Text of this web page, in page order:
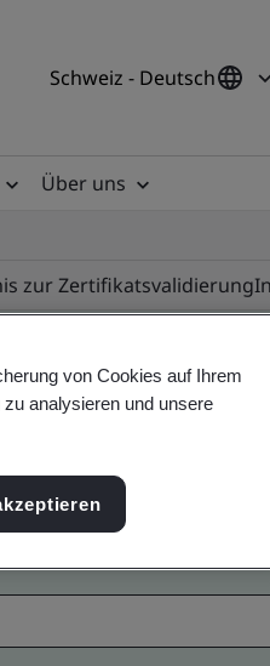
Schweiz - Deutsch
Über uns
zur Zertifikatsvalidierung
and global companies
von Cookies auf Ihrem
analysieren und unsere